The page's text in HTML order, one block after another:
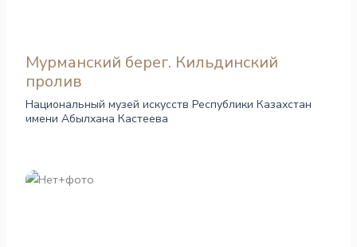
Мурманский берег. Кильдинский
пролив
Национальный музей искусств Республики Казахстан
имени Абылхана Кастеева